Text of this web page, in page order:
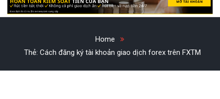
Home
Thẻ: Cách đăng ký tài khoản giao dịch forex trên FXTM